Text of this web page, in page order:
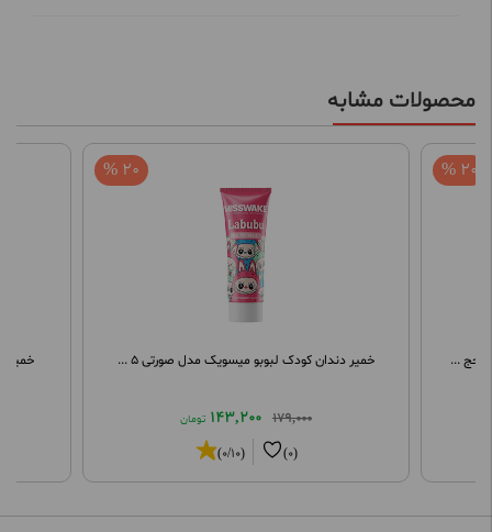
محصولات مشابه
خمير خمیر دندان کودک لبوبو میسویک مدل صورتی 5 ...
179,000
143,200 تومان
20 %
(0)
(0/10)
20 %